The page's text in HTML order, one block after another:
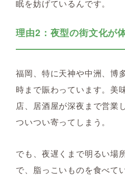
眠を妨げているんです。
理由2：夜型の街文化が
福岡、特に天神や中洲、博
時まで賑わっています。美
店、居酒屋が深夜まで営業
ついつい寄ってしまう。
でも、夜遅くまで明るい場
で、脂っこいものを食べて